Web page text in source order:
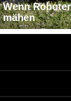
Wenn
mähen